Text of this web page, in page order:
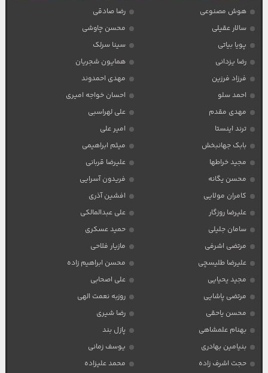
هوش مصنوعی
رضا صادقی
سالار عقیلی
محسن چاوشی
پویا بیاتی
سینا سرلک
رضا یزدانی
همایون شجریان
فرزاد فرزین
مهدی احمدوند
احمد سلو
احسان خواجه امیری
مهدی مقدم
علی لهراسبی
ترند اینستا
امیر علی
بابک جهانبخش
میثم ابراهیمی
مجید خراطها
علیرضا قربانی
محسن یگانه
فریدون آسرایی
کامران مولایی
افشین آذری
علیرضا روزگار
علی عبدالمالکی
سامان جلیلی
حمید عسکری
مرتضی اشرفی
مازیار فلاحی
علیرضا طلیسچی
محسن ابراهیم زاده
مجید یحیایی
علی اصحابی
مرتضی پاشایی
روزبه نعمت الهی
محسن یاحقی
رضا شیری
بهنام علمشاهی
پازل بند
بنیامین بهادری
یوسف زمانی
حجت اشرف زاده
محمد علیزاده